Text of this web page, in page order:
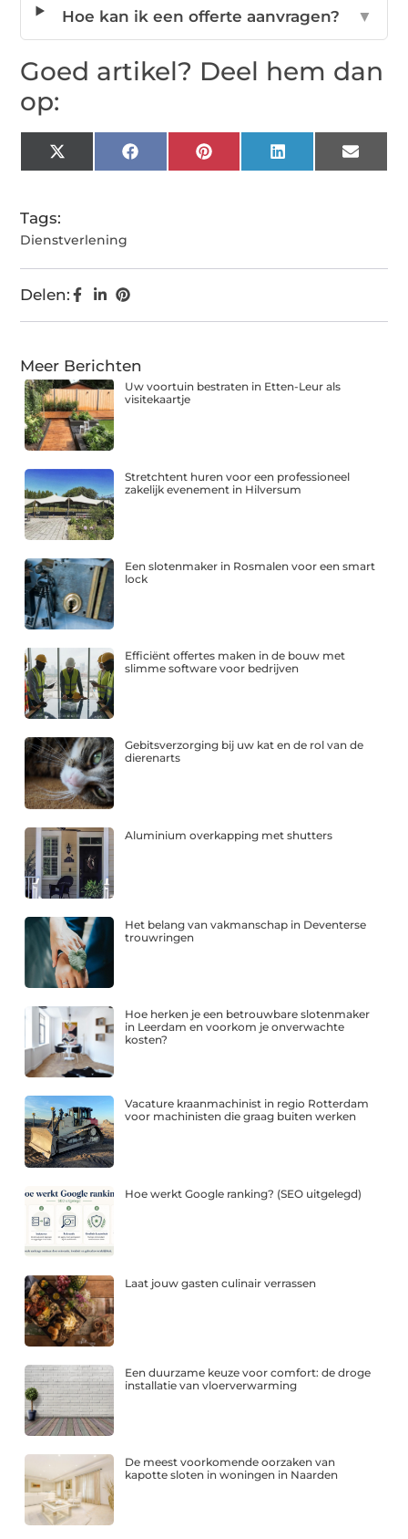
Hoe kan ik een offerte aanvragen? ▼
Goed artikel? Deel hem dan
op:
X
(Twitter)
FacebookPinterestLinkedIn Email
Tags:
Dienstverlening
Delen:
Meer Berichten
Uw voortuin bestraten in Etten-Leur als
visitekaartje
Stretchtent huren voor een professioneel
zakelijk evenement in Hilversum
Een slotenmaker in Rosmalen voor een smart
lock
Efficiënt offertes maken in de bouw met
slimme software voor bedrijven
Gebitsverzorging bij uw kat en de rol van de
dierenarts
Aluminium overkapping met shutters
Het belang van vakmanschap in Deventerse
trouwringen
Hoe herken je een betrouwbare slotenmaker
in Leerdam en voorkom je onverwachte
kosten?
Vacature kraanmachinist in regio Rotterdam
voor machinisten die graag buiten werken
Hoe werkt Google ranking? (SEO uitgelegd)
Laat jouw gasten culinair verrassen
Een duurzame keuze voor comfort: de droge
installatie van vloerverwarming
De meest voorkomende oorzaken van
kapotte sloten in woningen in Naarden